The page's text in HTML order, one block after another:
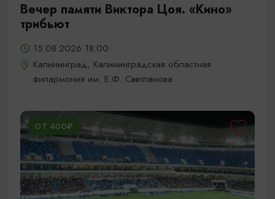
Вечер памяти Виктора Цоя. «Кино»
трибьют
15.08.2026 18:00
Калининград, Калининградская областная
филармония им. Е.Ф. Светланова
ОТ 400₽